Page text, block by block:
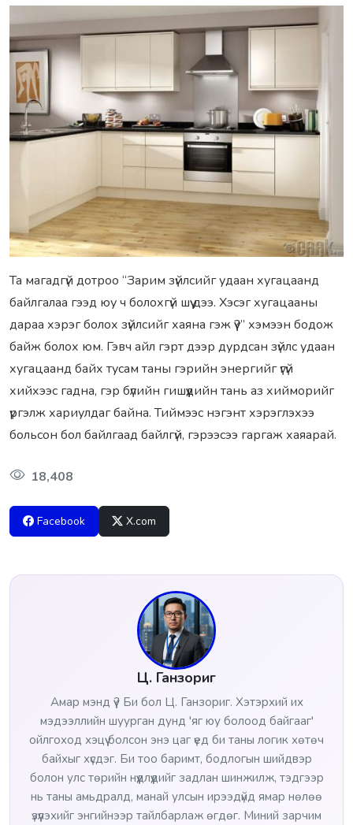
Та магадгүй дотроо “Зарим зүйлсийг удаан хугацаанд
байлгалаа гээд юу ч болохгүй шүү дээ. Хэсэг хугацааны
дараа хэрэг болох зүйлсийг хаяна гэж үү?” хэмээн бодож
байж болох юм. Гэвч айл гэрт дээр дурдсан зүйлс удаан
хугацаанд байх тусам таны гэрийн энергийг үгүй
хийхээс гадна, гэр бүлийн гишүүдийн тань аз хийморийг
үргэлж хариулдаг байна. Тиймээс нэгэнт хэрэглэхээ
больсон бол байлгаад байлгүй, гэрээсээ гаргаж хаяарай.
18,408
Facebook X.com
Ц. Ганзориг
Амар мэнд үү? Би бол Ц. Ганзориг. Хэтэрхий их
мэдээллийн шуурган дунд 'яг юу болоод байгааг'
ойлгоход хэцүү болсон энэ цаг үед би таны логик хөтөч
байхыг хүсдэг. Би тоо баримт, бодлогын шийдвэр
болон улс төрийн нүүдлүүдийг задлан шинжилж, тэдгээр
нь таны амьдралд, манай улсын ирээдүйд ямар нөлөө
үзүүлэхийг энгийнээр тайлбарлаж өгдөг. Миний зарчим